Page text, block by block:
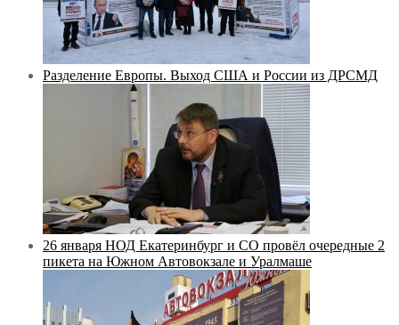
Разделение Европы. Выход США и России из ДРСМД
26 января НОД Екатеринбург и СО провёл очередные 2
пикета на Южном Автовокзале и Уралмаше